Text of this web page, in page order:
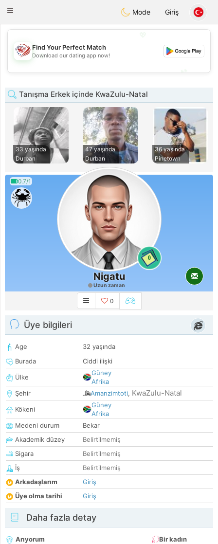
Dating
Toggle
Mode Giriş
💖
💕
Find Your Perfect Match
Download our dating app now!
Tanışma Erkek içinde KwaZulu-Natal
33 yaşında
Durban
47 yaşında
Durban
36 yaşında
Pinetown
0.7/1
0
Nigatu
Uzun zaman
0
Üye bilgileri
Age
32 yaşında
Burada
Ciddi ilişki
Ülke
Güney
Afrika
Şehir
Amanzimtoti, KwaZulu-Natal
Kökeni
Güney
Afrika
Medeni durum
Bekar
Akademik düzey
Belirtilmemiş
Sigara
Belirtilmemiş
İş
Belirtilmemiş
Arkadaşlarım
Giriş
Üye olma tarihi
Giriş
Daha fazla detay
Arıyorum
Bir kadın